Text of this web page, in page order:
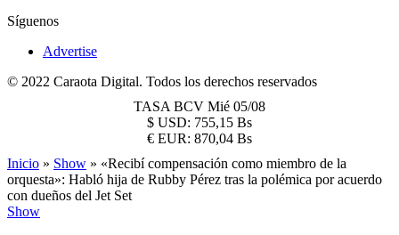
Síguenos
Advertise
© 2022 Caraota Digital. Todos los derechos reservados
TASA BCV Mié 05/08
$ USD: 755,15 Bs
€ EUR: 870,04 Bs
Inicio » Show » «Recibí compensación como miembro de la
orquesta»: Habló hija de Rubby Pérez tras la polémica por acuerdo
con dueños del Jet Set
Show